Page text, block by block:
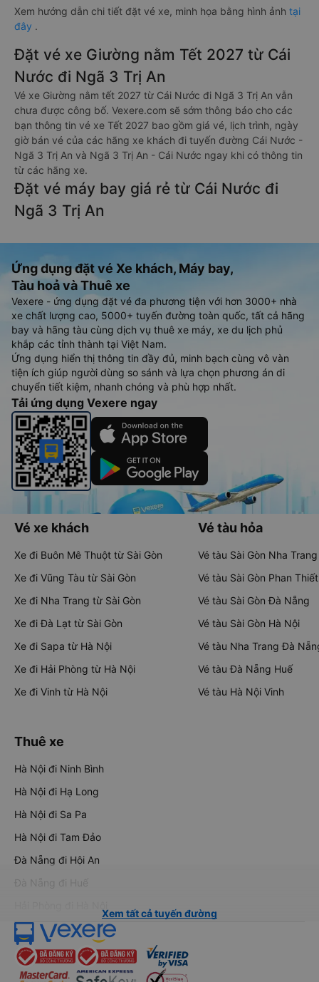
Xem hướng dẫn chi tiết đặt vé xe, minh họa bằng hình ảnh tại
đây .
Đặt vé xe Giường nằm Tết 2027 từ Cái
Nước đi Ngã 3 Trị An
Vé xe Giường nằm tết 2027 từ Cái Nước đi Ngã 3 Trị An vẫn
chưa được công bố. Vexere.com sẽ sớm thông báo cho các
bạn thông tin vé xe Tết 2027 bao gồm giá vé, lịch trình, ngày
giờ bán vé của các hãng xe khách đi tuyến đường Cái Nước -
Ngã 3 Trị An và Ngã 3 Trị An - Cái Nước ngay khi có thông tin
từ các hãng xe.
Đặt vé máy bay giá rẻ từ Cái Nước đi
Ngã 3 Trị An
Ứng dụng đặt vé Xe khách, Máy bay,
Tàu hoả và Thuê xe
Vexere - ứng dụng đặt vé đa phương tiện với hơn 3000+ nhà
xe chất lượng cao, 5000+ tuyến đường toàn quốc, tất cả hãng
bay và hãng tàu cùng dịch vụ thuê xe máy, xe du lịch phủ
khắp các tỉnh thành tại Việt Nam.
Ứng dụng hiển thị thông tin đầy đủ, minh bạch cùng vô vàn
tiện ích giúp người dùng so sánh và lựa chọn phương án di
chuyển tiết kiệm, nhanh chóng và phù hợp nhất.
Tải ứng dụng Vexere ngay
Vé xe khách
Xe đi Buôn Mê Thuột từ Sài Gòn
Xe đi Vũng Tàu từ Sài Gòn
Xe đi Nha Trang từ Sài Gòn
Xe đi Đà Lạt từ Sài Gòn
Xe đi Sapa từ Hà Nội
Xe đi Hải Phòng từ Hà Nội
Xe đi Vinh từ Hà Nội
Vé tàu hỏa
Vé tàu Sài Gòn Nha Trang
Vé tàu Sài Gòn Phan Thiết
Vé tàu Sài Gòn Đà Nẵng
Vé tàu Sài Gòn Hà Nội
Vé tàu Nha Trang Đà
Vé tàu Đà Nẵng Huế
Vé tàu Hà Nội Vinh
Thuê xe
Hà Nội đi Ninh Bình
Hà Nội đi Hạ Long
Hà Nội đi Sa Pa
Hà Nội đi Tam Đảo
Đà Nẵng đi Hội An
Đà Nẵng đi Huế
Xem tất cả tuyến đường